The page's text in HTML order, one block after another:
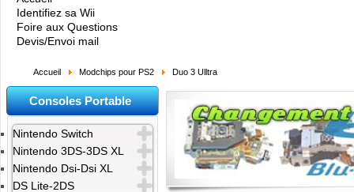
Identifiez sa Wii
Foire aux Questions
Devis/Envoi mail
Accueil Modchips pour PS2 Duo 3 Ulltra
Consoles Portable
Nintendo Switch
Nintendo 3DS-3DS XL
Nintendo Dsi-Dsi XL
DS Lite-2DS